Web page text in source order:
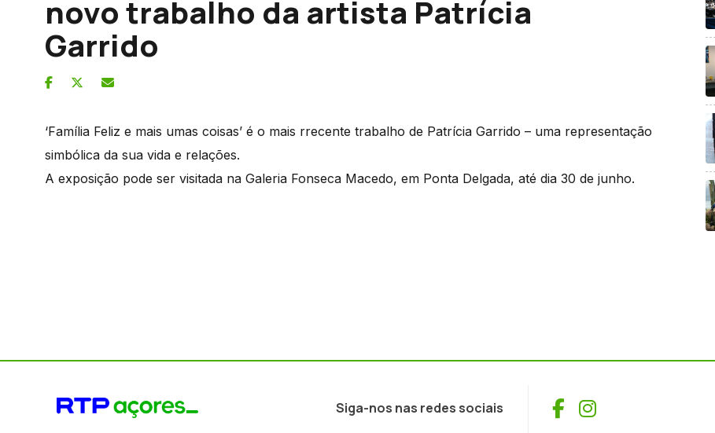
novo trabalho da artista Patrícia
Garrido
‘Família Feliz e mais umas coisas’ é o mais rrecente trabalho de Patrícia Garrido – uma representação
simbólica da sua vida e relações.
A exposição pode ser visitada na Galeria Fonseca Macedo, em Ponta Delgada, até dia 30 de junho.
Siga-nos nas redes sociais Facebook
Instagram